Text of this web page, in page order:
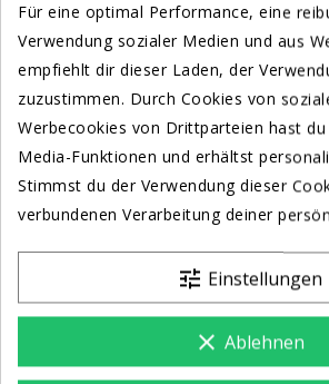
Für eine optimal Performance, eine
Verwendung sozialer Medien und aus
empfiehlt dir dieser Laden, der
zuzustimmen. Durch Cookies von
Werbecookies von Drittparteien hast
Media-Funktionen und erhältst
Stimmst du der Verwendung dieser
verbundenen Verarbeitung deiner
tune Einstellungen
clear Ablehnen